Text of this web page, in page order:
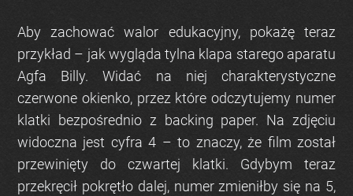
Aby zachować walor edukacyjny, pokażę teraz
przykład – jak wygląda tylna klapa starego aparatu
Agfa Billy. Widać na niej charakterystyczne
czerwone okienko, przez które odczytujemy numer
klatki bezpośrednio z backing paper. Na zdjęciu
widoczna jest cyfra4 – to znaczy, że film został
przewinięty do czwartej klatki. Gdybym teraz
przekręcił pokrętło dalej, numer zmieniłby się na 5,